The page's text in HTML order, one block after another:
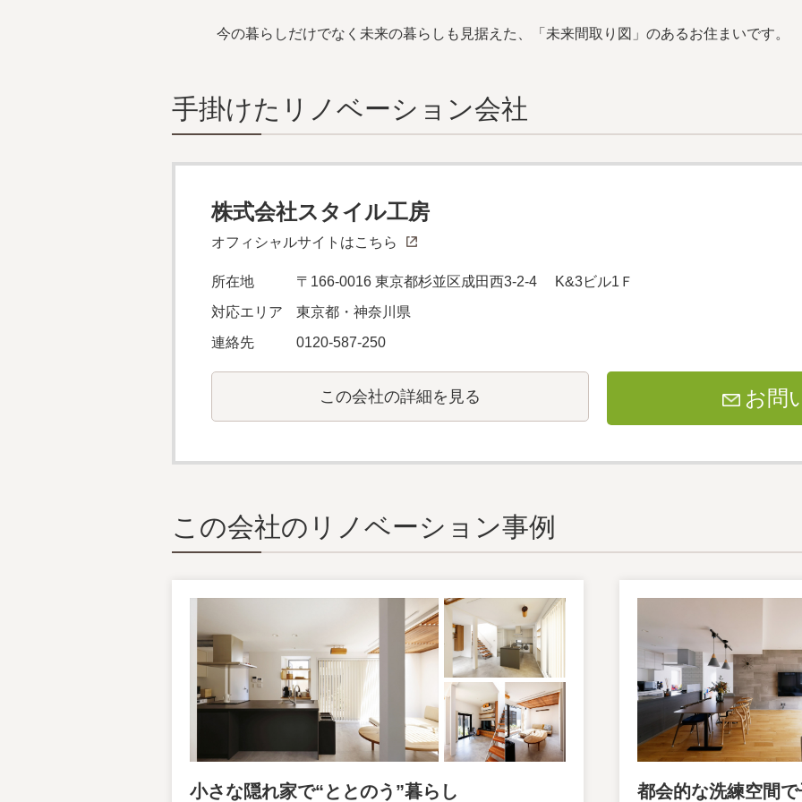
今の暮らしだけでなく未来の暮らしも見据えた、「未来間取り図」のあるお住まいです。
⼿掛けたリノベーション会社
株式会社スタイル工房
オフィシャルサイトはこちら
所在地
〒166-0016 東京都杉並区成田西3-2-4 K&3ビル1Ｆ
対応エリア
東京都・神奈川県
連絡先
0120-587-250
この会社の詳細を見る お問
この会社のリノベーション事例
小さな隠れ家で“ととのう”暮らし 都会的な洗練空間